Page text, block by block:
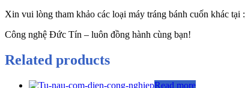
Xin vui lòng tham khảo các loại máy tráng bánh cuốn khác tại :
Công nghệ Đức Tín – luôn đồng hành cùng bạn!
Related products
Read more